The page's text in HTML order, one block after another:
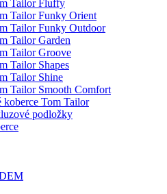
Tailor Fluffy
Tailor Funky Orient
Tailor Funky Outdoor
Tailor Garden
Tailor Groove
Tailor Shapes
Tailor Shine
Tailor Smooth Comfort
koberce Tom Tailor
podložky